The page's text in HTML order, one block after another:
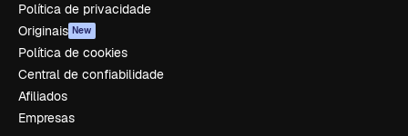
Política de privacidade
Originais New
Política de cookies
Central de confiabilidade
Afiliados
Empresas